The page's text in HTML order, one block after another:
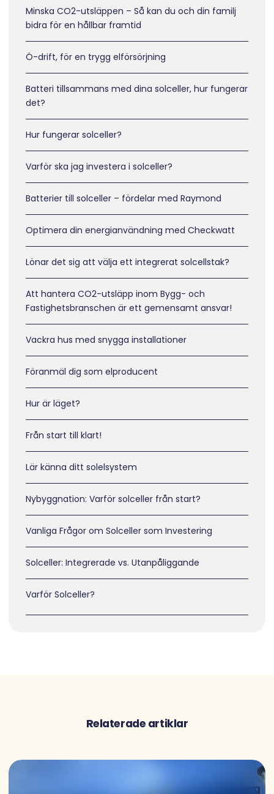
Minska CO2-utsläppen – Så kan du och din familj
bidra för en hållbar framtid
Ö-drift, för en trygg elförsörjning
Batteri tillsammans med dina solceller, hur fungerar
det?
Hur fungerar solceller?
Varför ska jag investera i solceller?
Batterier till solceller – fördelar med Raymond
Optimera din energianvändning med Checkwatt
Lönar det sig att välja ett integrerat solcellstak?
Att hantera CO2-utsläpp inom Bygg- och
Fastighetsbranschen är ett gemensamt ansvar!
Vackra hus med snygga installationer
Föranmäl dig som elproducent
Hur är läget?
Från start till klart!
Lär känna ditt solelsystem
Nybyggnation: Varför solceller från start?
Vanliga Frågor om Solceller som Investering
Solceller: Integrerade vs. Utanpåliggande
Varför Solceller?
Relaterade artiklar